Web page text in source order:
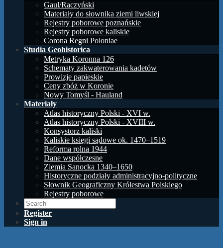
Gaul/Raczyński
Materiały do słownika ziemi liwskiej
Rejestry poborowe poznańskie
Rejestry poborowe kaliskie
Corona Regni Poloniae
Studia Geohistorica
Metryka Koronna 126
Schematy zakwaterowania kadetów
Prowizje papieskie
Ceny zbóż w Koronie
Nowy Tomyśl - Hauland
Materiały
Atlas historyczny Polski - XVI w.
Atlas historyczny Polski - XVIII w.
Konsystorz kaliski
Kaliskie księgi sądowe ok. 1470–1519
Reforma rolna 1944
Dane współczesne
Ziemia Sanocka 1340–1650
Historyczne podziały administracyjno-polityczne
Słownik Geograficzny Królestwa Polskiego
Rejestry poborowe
Register
Sign in